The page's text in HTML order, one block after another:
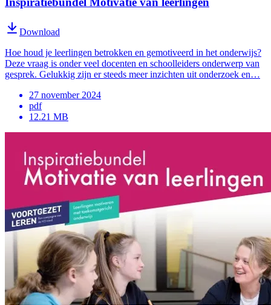
Download
Hoe houd je leerlingen betrokken en gemotiveerd in het onderwijs?
Deze vraag is onder veel docenten en schoolleiders onderwerp van
gesprek. Gelukkig zijn er steeds meer inzichten uit onderzoek en…
27 november 2024
pdf
12.21 MB